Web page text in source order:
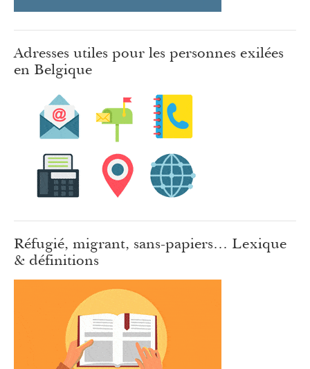
Adresses utiles pour les personnes exilées
en Belgique
Réfugié, migrant, sans-papiers… Lexique
& définitions